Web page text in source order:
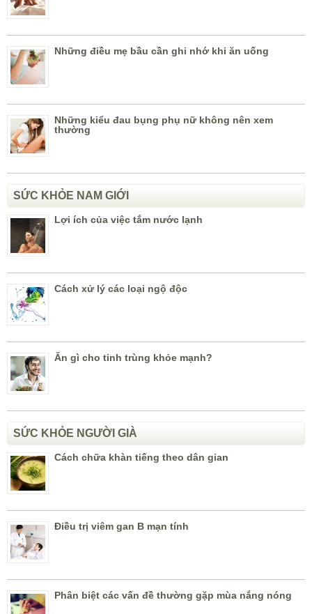
Những điều mẹ bầu cần ghi nhớ khi ăn uống
Những kiểu đau bụng phụ nữ không nên xem
thường
SỨC KHỎE NAM GIỚI
Lợi ích của việc tắm nước lạnh
Cách xử lý các loại ngộ độc
Ăn gì cho tinh trùng khỏe mạnh?
SỨC KHỎE NGƯỜI GIÀ
Cách chữa khàn tiếng theo dân gian
Điều trị viêm gan B mạn tính
Phân biệt các vấn đề thường gặp mùa nắng nóng